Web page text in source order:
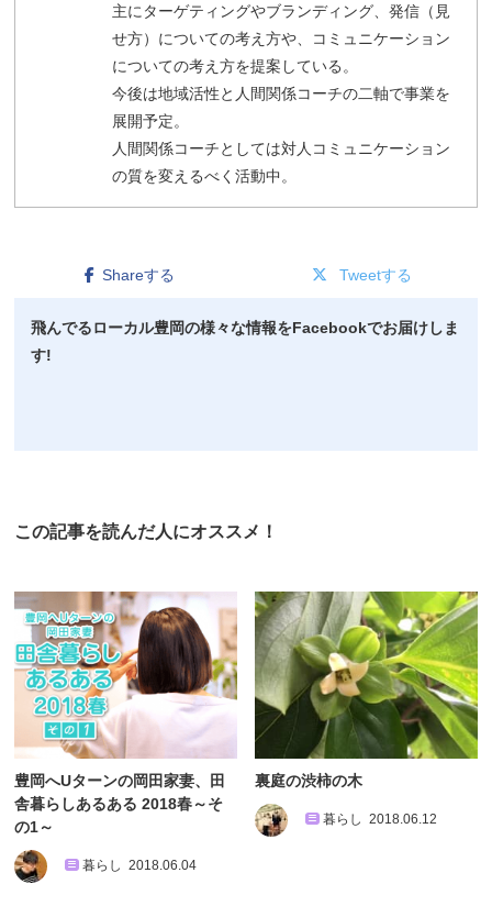
主にターゲティングやブランディング、発信（見
せ方）についての考え方や、コミュニケーション
についての考え方を提案している。
今後は地域活性と人間関係コーチの二軸で事業を
展開予定。
人間関係コーチとしては対人コミュニケーション
の質を変えるべく活動中。
Shareする Tweetする
飛んでるローカル豊岡の様々な情報をFacebookでお届けしま
す!
この記事を読んだ人にオススメ！
豊岡へUターンの岡田家妻、田
舎暮らしあるある 2018春～そ
の1～
暮らし 2018.06.04
裏庭の渋柿の木
暮らし 2018.06.12